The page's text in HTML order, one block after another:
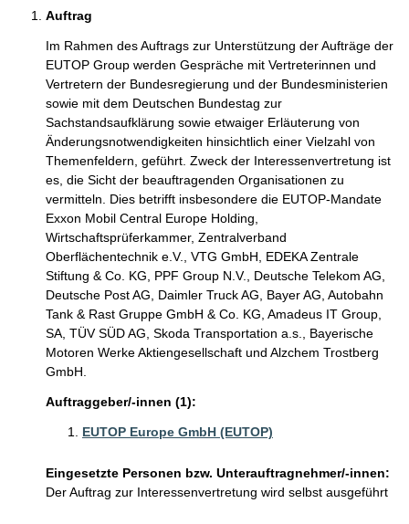
Auftrag
Im Rahmen des Auftrags zur Unterstützung der Aufträge der
EUTOP Group werden Gespräche mit Vertreterinnen und
Vertretern der Bundesregierung und der Bundesministerien
sowie mit dem Deutschen Bundestag zur
Sachstandsaufklärung sowie etwaiger Erläuterung von
Änderungsnotwendigkeiten hinsichtlich einer Vielzahl von
Themenfeldern, geführt. Zweck der Interessenvertretung ist
es, die Sicht der beauftragenden Organisationen zu
vermitteln. Dies betrifft insbesondere die EUTOP-Mandate
Exxon Mobil Central Europe Holding,
Wirtschaftsprüferkammer, Zentralverband
Oberflächentechnik e.V., VTG GmbH, EDEKA Zentrale
Stiftung & Co. KG, PPF Group N.V., Deutsche Telekom AG,
Deutsche Post AG, Daimler Truck AG, Bayer AG, Autobahn
Tank & Rast Gruppe GmbH & Co. KG, Amadeus IT Group,
SA, TÜV SÜD AG, Skoda Transportation a.s., Bayerische
Motoren Werke Aktiengesellschaft und Alzchem Trostberg
GmbH.
Auftraggeber/-innen (1):
EUTOP Europe GmbH (EUTOP)
Eingesetzte Personen bzw. Unterauftragnehmer/-innen:
Der Auftrag zur Interessenvertretung wird selbst ausgeführt